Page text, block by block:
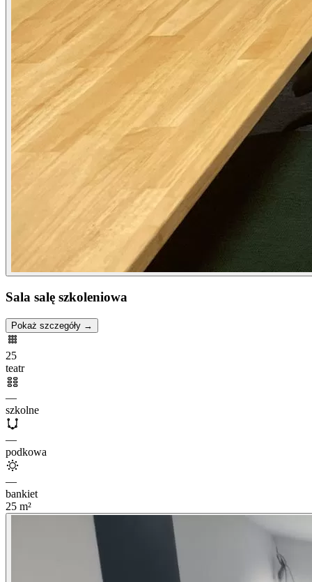
Sala salę szkoleniowa
Pokaż szczegóły →
25
teatr
—
szkolne
—
podkowa
—
bankiet
25 m²